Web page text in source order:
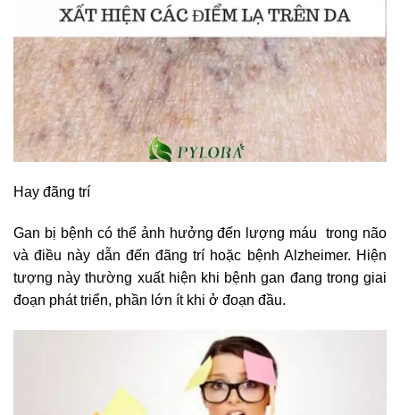
Hay đãng trí
Gan bị bệnh có thể ảnh hưởng đến lượng máu trong não
và điều này dẫn đến đãng trí hoặc bệnh Alzheimer. Hiện
tượng này thường xuất hiện khi bệnh gan đang trong giai
đoạn phát triển, phần lớn ít khi ở đoạn đầu.